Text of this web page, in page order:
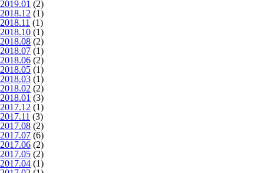
2019.01 (2)
2018.12 (1)
2018.11 (1)
2018.10 (1)
2018.08 (2)
2018.07 (1)
2018.06 (2)
2018.05 (1)
2018.03 (1)
2018.02 (2)
2018.01 (3)
2017.12 (1)
2017.11 (3)
2017.08 (2)
2017.07 (6)
2017.06 (2)
2017.05 (2)
2017.04 (1)